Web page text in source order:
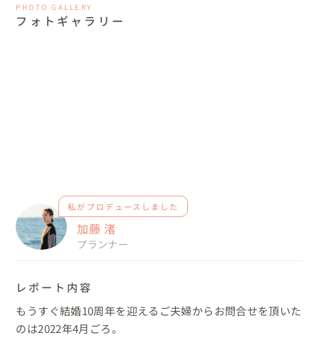
PHOTO GALLERY
フォトギャラリー
私がプロデュースしました
加藤 渚
プランナー
レポート内容
もうすぐ結婚10周年を迎えるご夫婦からお問合せを頂いた
のは2022年4月ごろ。